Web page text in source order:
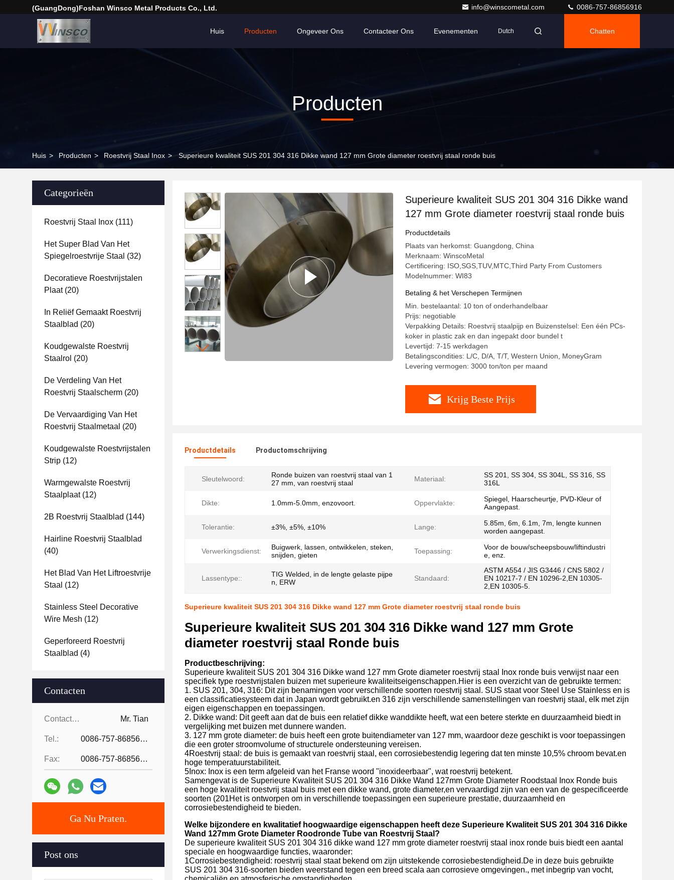
(GuangDong)Foshan Winsco Metal Products Co., Ltd. info@winscometal.com 0086-757-86856916
Huis Producten Ongeveer Ons Contacteer Ons Evenementen Dutch Chatten
Producten
Huis > Producten > Roestvrij Staal Inox > Superieure kwaliteit SUS 201 304 316 Dikke wand 127 mm Grote diameter roestvrij staal ronde buis
Categorieën
Roestvrij Staal Inox (111)
Het Super Blad Van Het
Spiegelroestvrije Staal (32)
Decoratieve Roestvrijstalen
Plaat(20)
In Reliëf Gemaakt Roestvrij
Staalblad (20)
Koudgewalste Roestvrij
Staalrol (20)
De Verdeling Van Het
Roestvrij Staalscherm (20)
De Vervaardiging Van Het
Roestvrij Staalmetaal (20)
Koudgewalste Roestvrijstalen
Strip (12)
Warmgewalste Roestvrij
Staalplaat(12)
2B Roestvrij Staalblad (144)
Hairline Roestvrij Staalblad
(40)
Het Blad Van Het Liftroestvrije
Staal (12)
Stainless Steel Decorative
Wire Mesh (12)
Geperforeerd Roestvrij
Staalblad (4)
Contacten
Contacten: Mr. Tian
Tel.: 0086-757-86856916
Fax: 0086-757-86856916
Ga Nu Praten.
Post ons
Superieure kwaliteit SUS 201 304 316 Dikke wand
127 mm Grote diameter roestvrij staal ronde buis
Productdetails
Plaats van herkomst: Guangdong, China
Merknaam: WinscoMetal
Certificering: ISO,SGS,TUV,MTC,Third Party From Customers
Modelnummer: WI83
Betaling & het Verschepen Termijnen
Min. bestelaantal: 10 ton of onderhandelbaar
Prijs: negotiable
Verpakking Details: Roestvrij staalpijp en Buizenstelsel: Een één PCs-
koker in plastic zak en dan ingepakt door bundel t
Levertijd: 7-15 werkdagen
Betalingscondities: L/C, D/A, T/T, Western Union, MoneyGram
Levering vermogen: 3000 ton/ton per maand
Krijg Beste Prijs
Productdetails Productomschrijving
Sleutelwoord:
Ronde buizen van roestvrij staal van 1
27 mm, van roestvrij staal
Materiaal:
SS 201, SS 304, SS 304L, SS 316, SS
316L
Dikte: 1.0mm-5.0mm, enzovoort. Oppervlakte:
Spiegel, Haarscheurtje, PVD-Kleur of
Aangepast.
Tolerantie: ±3%, ±5%, ±10% Lange:
5.85m, 6m, 6.1m, 7m, lengte kunnen
worden aangepast.
Verwerkingsdienst:
Buigwerk, lassen, ontwikkelen, steken,
snijden, gieten
Toepassing:
Voor de bouw/scheepsbouw/liftindustri
e, enz.
Lassentype::
TIG Welded, in de lengte gelaste pijpe
n, ERW
Standaard:
ASTM A554 / JIS G3446 / CNS 5802 /
EN 10217-7 / EN 10296-2,EN 10305-
2,EN 10305-5.
Superieure kwaliteit SUS 201 304 316 Dikke wand 127 mm Grote diameter roestvrij staal ronde buis
Superieure kwaliteit SUS 201 304 316 Dikke wand 127 mm Grote
diameter roestvrij staal Ronde buis
Productbeschrijving:
Superieure kwaliteit SUS 201 304 316 Dikke wand 127 mm Grote diameter roestvrij staal Inox ronde buis verwijst naar een
specifiek type roestvrijstalen buizen met superieure kwaliteitseigenschappen.Hier is een overzicht van de gebruikte termen:
1. SUS 201, 304, 316: Dit zijn benamingen voor verschillende soorten roestvrij staal. SUS staat voor Steel Use Stainless en is
een classificatiesysteem dat in Japan wordt gebruikt.en 316 zijn verschillende samenstellingen van roestvrij staal, elk met zijn
eigen eigenschappen en toepassingen.
2. Dikke wand: Dit geeft aan dat de buis een relatief dikke wanddikte heeft, wat een betere sterkte en duurzaamheid biedt in
vergelijking met buizen met dunnere wanden.
3. 127 mm grote diameter: de buis heeft een grote buitendiameter van 127 mm, waardoor deze geschikt is voor toepassingen
die een groter stroomvolume of structurele ondersteuning vereisen.
4Roestvrij staal: de buis is gemaakt van roestvrij staal, een corrosiebestendig legering dat ten minste 10,5% chroom bevat.en
hoge temperatuurstabiliteit.
5Inox: Inox is een term afgeleid van het Franse woord "inoxideerbaar", wat roestvrij betekent.
Samengevat is de Superieure Kwaliteit SUS 201 304 316 Dikke Wand 127mm Grote Diameter Roodstaal Inox Ronde buis
een hoge kwaliteit roestvrij staal buis met een dikke wand, grote diameter,en vervaardigd zijn van een van de gespecificeerde
soorten (201Het is ontworpen om in verschillende toepassingen een superieure prestatie, duurzaamheid en
corrosiebestendigheid te bieden.
Welke bijzondere en kwalitatief hoogwaardige eigenschappen heeft deze Superieure Kwaliteit SUS 201 304 316 Dikke
Wand 127mm Grote Diameter Roodronde Tube van Roestvrij Staal?
De superieure kwaliteit SUS 201 304 316 dikke wand 127 mm grote diameter roestvrij staal inox ronde buis biedt een aantal
speciale en hoogwaardige functies, waaronder:
1Corrosiebestendigheid: roestvrij staal staat bekend om zijn uitstekende corrosiebestendigheid.De in deze buis gebruikte
SUS 201 304 316-soorten bieden weerstand tegen een breed scala aan corrosieve omgevingen., met inbegrip van vocht,